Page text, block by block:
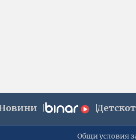
Общи условия